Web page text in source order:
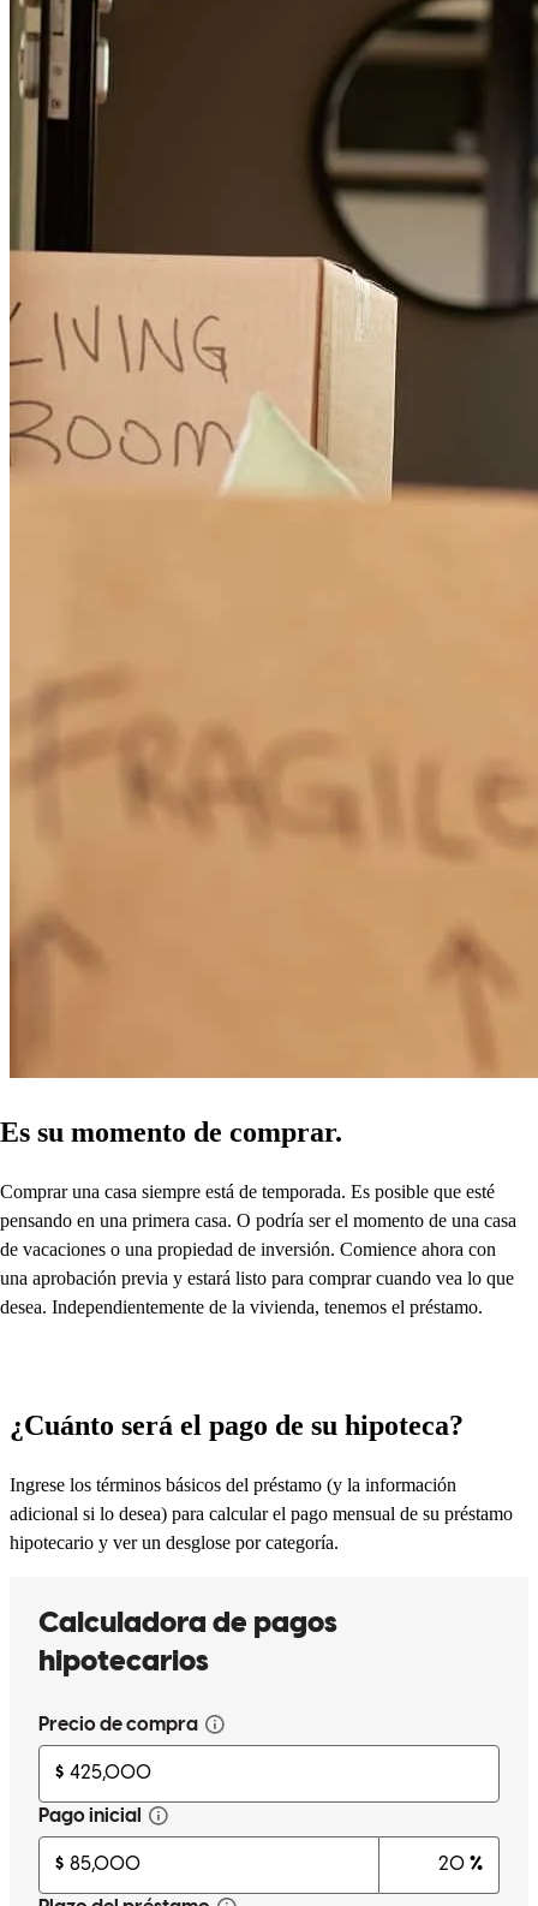
Es su momento de comprar.
Comprar una casa siempre está de temporada. Es posible que esté
pensando en una primera casa. O podría ser el momento de una casa
de vacaciones o una propiedad de inversión. Comience ahora con
una aprobación previa y estará listo para comprar cuando vea lo que
desea. Independientemente de la vivienda, tenemos el préstamo.
¿Cuánto será el pago de su hipoteca?
Ingrese los términos básicos del préstamo (y la información
adicional si lo desea) para calcular el pago mensual de su préstamo
hipotecario y ver un desglose por categoría.